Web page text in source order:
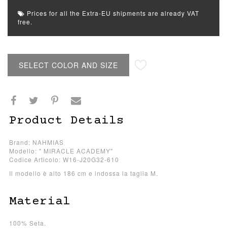
Prices for all the Extra-EU shipments are already VAT
free.
SELECT COLOR AND SIZE
Product Details
Brand: NAHMIAS
Modello: " MIRACLE ACADEMY"
Codice Articolo: W16-J20G32-610
Il modello è alto 186 cm e indossa la taglia M.
Material
100% Seta.